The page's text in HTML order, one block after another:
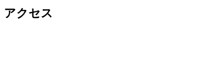
アクセス